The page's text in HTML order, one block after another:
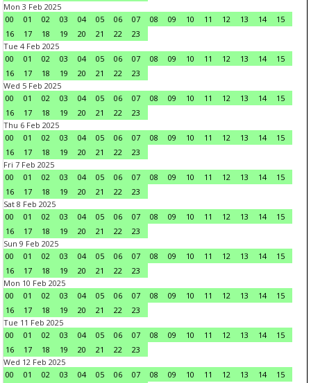
Mon 3 Feb 2025
00
01 02 03 04 05 06 07 08 09 10 11 12 13 14
15
16
17 18 19 20 21 22
23
Tue 4 Feb 2025
00
01 02 03 04 05 06 07 08 09 10 11 12 13 14
15
16
17 18 19 20 21 22
23
Wed 5 Feb 2025
00
01 02 03 04 05 06 07 08 09 10 11 12 13 14
15
16
17 18 19 20 21 22
23
Thu 6 Feb 2025
00
01 02 03 04 05 06 07 08 09 10 11 12 13 14
15
16
17 18 19 20 21 22
23
Fri 7 Feb 2025
00
01 02 03 04 05 06 07 08 09 10 11 12 13 14
15
16
17 18 19 20 21 22
23
Sat 8 Feb 2025
00
01 02 03 04 05 06 07 08 09 10 11 12 13 14
15
16
17 18 19 20 21 22
23
Sun 9 Feb 2025
00
01 02 03 04 05 06 07 08 09 10 11 12 13 14
15
16
17 18 19 20 21 22
23
Mon 10 Feb 2025
00
01 02 03 04 05 06 07 08 09 10 11 12 13 14
15
16
17 18 19 20 21 22
23
Tue 11 Feb 2025
00
01 02 03 04 05 06 07 08 09 10 11 12 13 14
15
16
17 18 19 20 21 22
23
Wed 12 Feb 2025
00
01 02 03 04 05 06 07 08 09 10 11 12 13 14
15